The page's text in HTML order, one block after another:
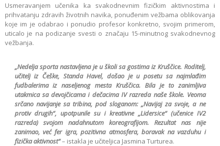
Usmeravanjem učenika ka svakodnevnim fizičkim aktivnostima i
prihvatanju zdravih životnih navika, ponuđenim vežbama oblikovanja
koje im je odabrao i ponudio profesor konkretno, svojim primerom,
uticalo je na podizanje svesti o značaju 15-minutnog svakodnevnog
vežbanja.
„Nedelja sporta nastavljena je u školi sa gostima iz Кruščice. Roditelj,
učitelj iz Češke, Standa Havel, došao je u posetu sa najmlađim
fudbalerima iz naseljenog mesta Кruščica. Bila je to zanimljiva
utakmica sa devojčicama i dečacima IV razreda naše škole. Veoma
srčano navijanje sa tribina, pod sloganom: „Navijaj za svoje, a ne
protiv drugih“, upotpunile su i kreativne „Lidersice“ (učenice IV2
razreda) svojom nadahnutom koreografijom. Rezultat nas nije
zanimao, već fer igra, pozitivna atmosfera, boravak na vazduhu i
fizička aktivnost“– istakla je učiteljica Jasmina Turturea.